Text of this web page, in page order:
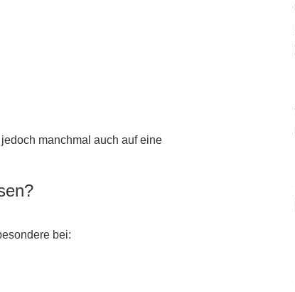
manchmal auch auf eine
bei: